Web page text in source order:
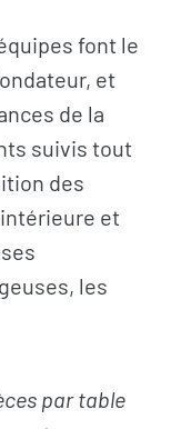
font le
et
de la
suivis tout
des
et
les
par table